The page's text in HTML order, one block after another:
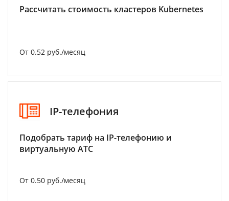
Рассчитать стоимость кластеров Kubernetes
От 0.52 руб./месяц
IP-телефония
Подобрать тариф на IP-телефонию и
виртуальную АТС
От 0.50 руб./месяц